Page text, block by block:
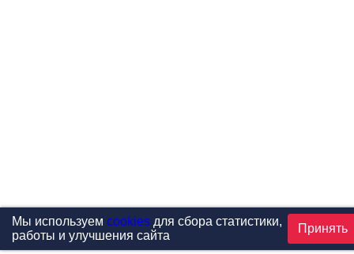
Мы используем cookiesдля сбора статистики,
работы и улучшения сайта
Принять